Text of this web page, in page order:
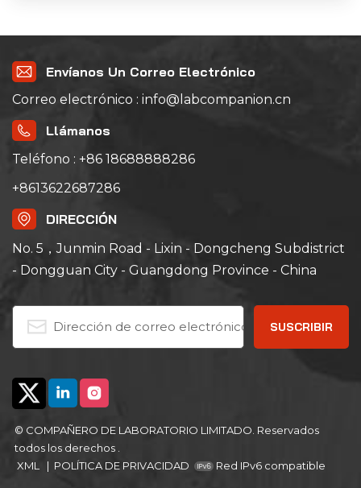
Envíanos Un Correo Electrónico
Correo electrónico : info@labcompanion.cn
Llámanos
Teléfono : +86 18688888286
+8613622687286
DIRECCIÓN
No. 5，Junmin Road - Lixin - Dongcheng Subdistrict
- Dongguan City - Guangdong Province - China
© COMPAÑERO DE LABORATORIO LIMITADO. Reservados
todos los derechos .
XML
| POLÍTICA DE PRIVACIDAD Red IPv6 compatible